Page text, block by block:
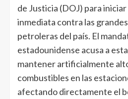
de Justicia (DOJ) para
inmediata contra las
petroleras del país. El
estadounidense acusa a
mantener artificialmente
combustibles en las
afectando directamente el